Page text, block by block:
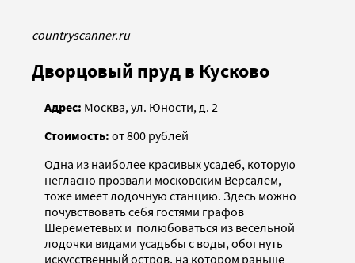
countryscanner.ru
Дворцовый пруд в Кусково
Адрес: Москва, ул. Юности, д. 2
Стоимость: от 800 рублей
Одна из наиболее красивых усадеб, которую
негласно прозвали московским Версалем,
тоже имеет лодочную станцию. Здесь можно
почувствовать себя гостями графов
Шереметевых и полюбоваться из весельной
лодочки видами усадьбы с воды, обогнуть
искусственный остров, на котором раньше